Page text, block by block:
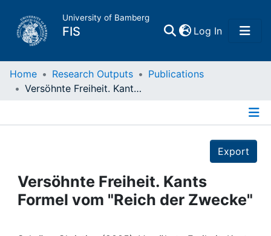
University of Bamberg
FIS Log In(current)
Home
Projects
People
Home Research Outputs
Publications
Versöhnte Freiheit. Kants Formel vom "Reich der Zwecke"
Export
Versöhnte Freiheit. Kants
Formel vom "Reich der Zwecke"